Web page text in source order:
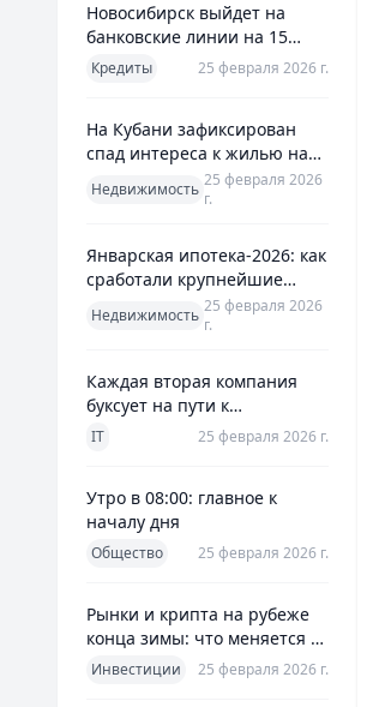
Новосибирск выйдет на
банковские линии на 15
млрд рублей для закрытия
дефицита
Кредиты 25 февраля 2026 г.
На Кубани зафиксирован
спад интереса к жилью на
Недвижимость 25 февраля 2026
г.
Январская ипотека-2026: как
сработали крупнейшие
банки и что это значит для
заемщиков
Недвижимость 25 февраля 2026
г.
Каждая вторая компания
буксует на пути к
полноценной ERP
IT 25 февраля 2026 г.
Утро в 08:00: главное к
началу дня
Общество 25 февраля 2026 г.
Рынки и крипта на рубеже
конца зимы: что меняется к
25 февраля 2026
Инвестиции 25 февраля 2026 г.